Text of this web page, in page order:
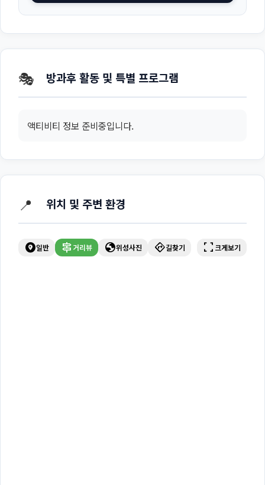
🎭 방과후 활동 및 특별 프로그램
액티비티 정보 준비중입니다.
📍 위치 및 주변 환경
explore_nearby일반 signpost거리뷰 globe위성사진 directions길찾기 fullscreen 크게보기